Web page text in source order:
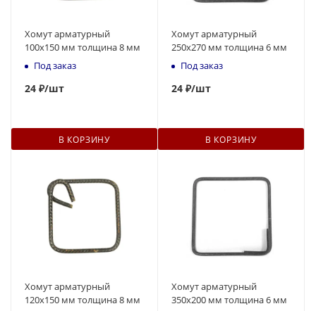
Хомут арматурный
100х150 мм толщина 8 мм
Под заказ
24 ₽/шт
В КОРЗИНУ
Хомут арматурный
250х270 мм толщина 6 мм
Под заказ
24 ₽/шт
В КОРЗИНУ
Хомут арматурный
120х150 мм толщина 8 мм
Хомут арматурный
350х200 мм толщина 6 мм